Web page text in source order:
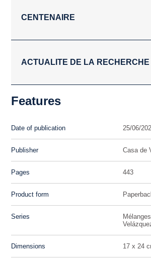
CENTENAIRE
ACTUALITE DE LA RECHERCHE
Features
Date of publication 25/06/
Publisher Casa de
Pages 443
Product form
Series
Dimensions 17 x 24